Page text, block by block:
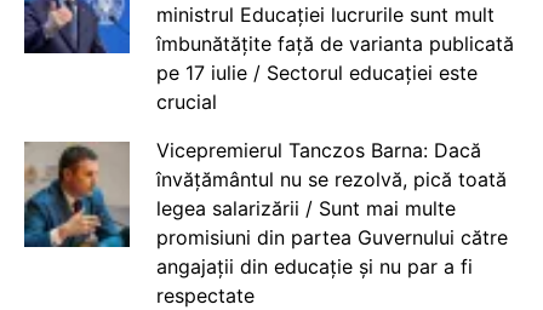
ministrul Educației lucrurile sunt mult
îmbunătățite față de varianta publicată
pe 17 iulie / Sectorul educației este
crucial
Vicepremierul Tanczos Barna: Dacă
învățământul nu se rezolvă, pică toată
legea salarizării / Sunt mai multe
promisiuni din partea Guvernului către
angajații din educație și nu par a fi
respectate